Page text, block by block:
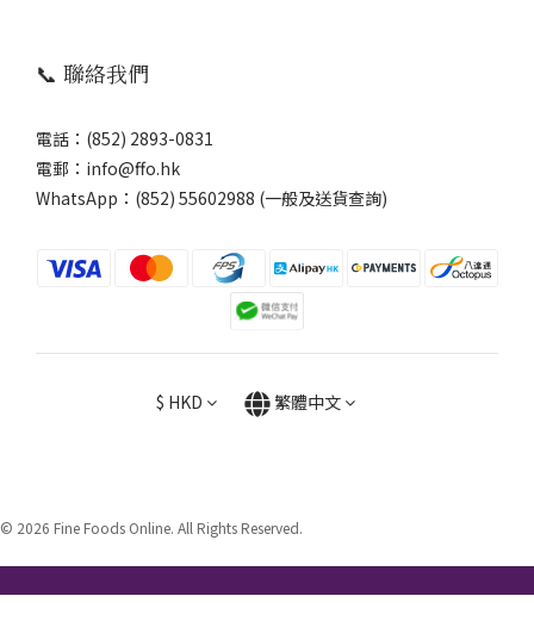
📞 聯絡我們
電話：(852) 2893-0831
電郵：info@ffo.hk
WhatsApp： (852) 55602988 (一般及送貨查詢)
$ HKD 繁體中文
© 2026 Fine Foods Online. All Rights Reserved.